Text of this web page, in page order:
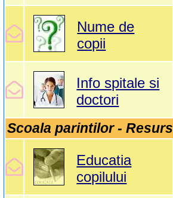
Nume de
copii
Info spitale si
doctori
Scoala parintilor -
Educatia
copilului